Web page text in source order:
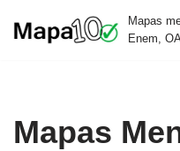
Mapas
Enem,
Mapas